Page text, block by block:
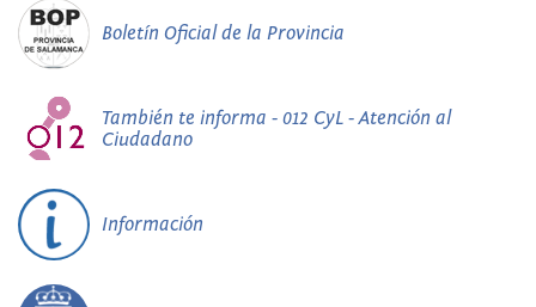
Boletín Oficial de la Provincia
También te informa - 012 CyL - Atención al
Ciudadano
Información